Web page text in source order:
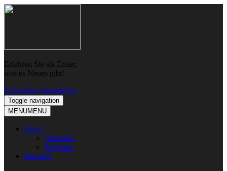
Skip
Skip
Erfahren Sie als Erster,
was es Neues gibt!
Newsletter abonnieren
Toggle navigation
MENUMENU
News
Aktuelles
Ratgeber
Fanshop